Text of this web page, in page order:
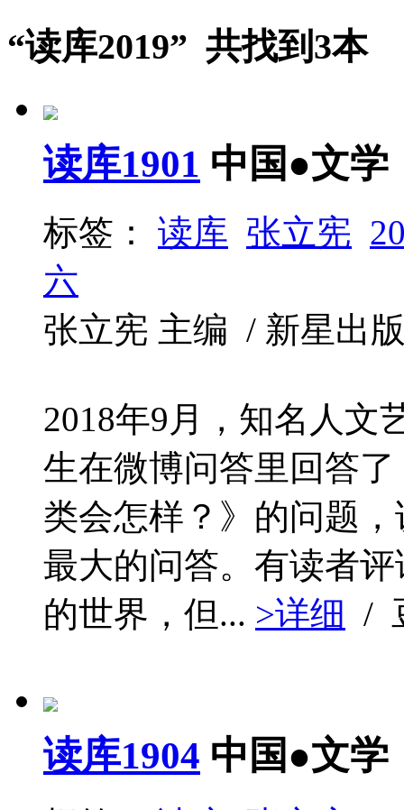
“读库2019” 共找到3本
读库1901 中国●文学
标签： 读库 张立宪
六
张立宪 主编 / 新星出
2018年9月，知名人文
生在微博问答里回答
类会怎样？》的问题
最大的问答。有读者
的世界，但... >详细 /
读库1904 中国●文学